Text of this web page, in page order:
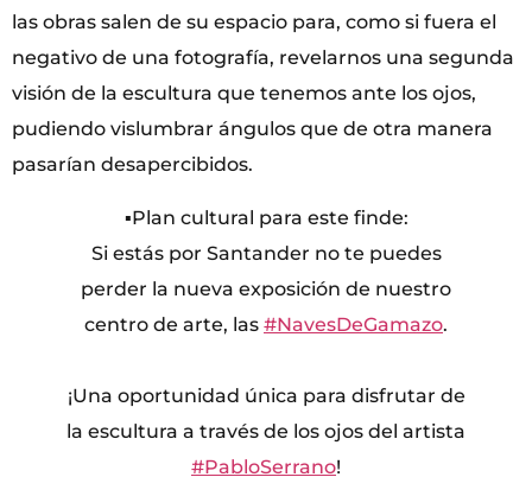
las obras salen de su espacio para, como si fuera el
negativo de una fotografía, revelarnos una segunda
visión de la escultura que tenemos ante los ojos,
pudiendo vislumbrar ángulos que de otra manera
pasarían desapercibidos.
▪Plan cultural para este finde:
Si estás por Santander no te puedes
perder la nueva exposición de nuestro
centro de arte, las #NavesDeGamazo.
¡Una oportunidad única para disfrutar de
la escultura a través de los ojos del artista
#PabloSerrano!